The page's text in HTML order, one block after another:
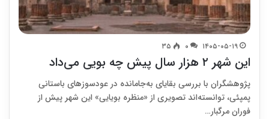
۱۴۰۵-۰۵-۱۹ ۰ ۳۵
این شهر ۲ هزار سال پیش چه بویی می‌داد
پژوهشگران با بررسی بقایای به‌جامانده در عودسوزهای باستانی
پمپئی، توانسته‌اند تصویری از «منظره بویایی» این شهر پیش از
فوران مرگبار…